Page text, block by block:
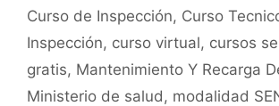
o
o
k
p
p
tir
Curso de Inspección, Curso
Inspección, curso virtual, cursos
gratis, Mantenimiento Y Recarga
Ministerio de salud , modalidad